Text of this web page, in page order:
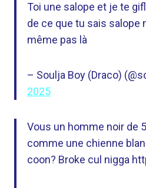
Toi une salope et je te
de ce que tu sais salope
même pas là
– Soulja Boy (Draco)
2025
Vous un homme noir de
comme une chienne
coon? Broke cul nigga